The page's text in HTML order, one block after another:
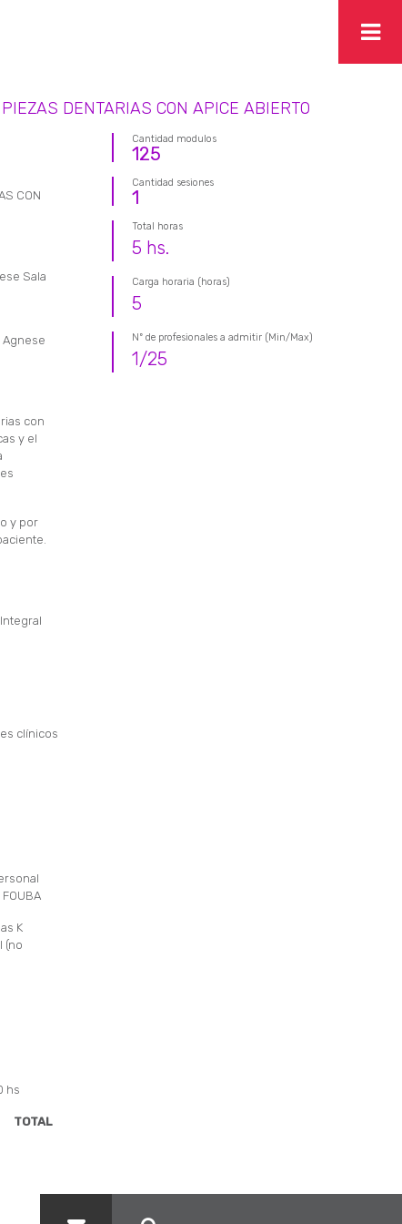
DENTARIAS CON APICE ABIERTO
CON
Sala
Agnese
con
y el
y por
clínicos
K
(no
hs
TOTAL
Cantidad modulos
125
Cantidad sesiones
1
Total horas
5 hs.
Carga horaria (horas)
5
Nº de profesionales a admitir (Min/Max)
1/25